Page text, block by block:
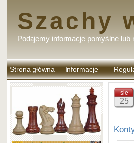
Szachy
Podajemy informacje pomyślne lub
Strona główna Informacje
sie
25